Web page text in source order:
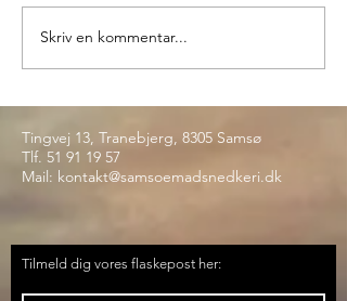
Skriv en kommentar...
Tingvej 13, Tranebjerg, 8305 Samsø
Tlf. 51 91 19 57
Mail: kontakt@samsoemadsnedkeri.dk
Tilmeld dig vores flaskepost her: